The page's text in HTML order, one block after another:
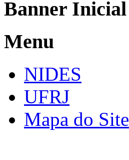
Banner Inicial
Menu
NIDES
UFRJ
Mapa do Site